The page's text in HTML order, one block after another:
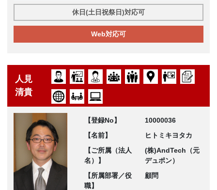
休日(土日祝祭日)対応可
Web対応可
人見
清貴
【登録No】
10000036
【名前】
ヒトミキヨタカ
【ご所属（法人
名）】
(株)AndTech（元
デュポン）
【所属部署／役
職】
顧問